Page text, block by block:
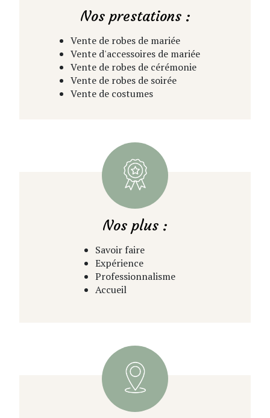
Nos prestations :
Vente de robes de mariée
Vente d'accessoires de mariée
Vente de robes de cérémonie
Vente de robes de soirée
Vente de costumes
Nos plus :
Savoir faire
Expérience
Professionnalisme
Accueil